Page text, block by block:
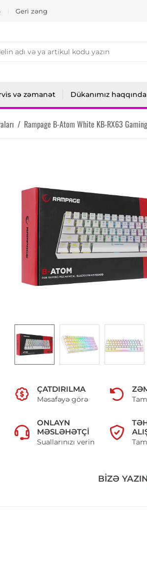
Geri zəng
və zəmanət Dükanımız haqqında
/ Rampage B-Atom White KB-RX63
ÇATDIRILMA
Məsafəyə görə
ONLAYN
MƏSLƏHƏTÇI
Suallarınızı verin
BIZƏ